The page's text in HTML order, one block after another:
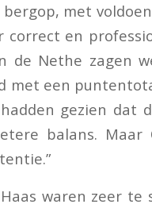
met
correct en
de Nethe zagen
met een
gezien dat
balans. Maar
waren zeer te